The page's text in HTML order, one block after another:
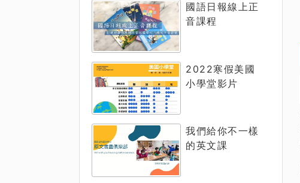
國語日報線上正
音課程
2022寒假美國
小學堂影片
我們給你不一樣
的英文課